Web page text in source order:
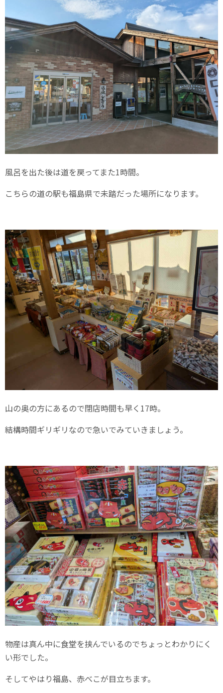
風呂を出た後は道を戻ってまた1時間。
こちらの道の駅も福島県で未踏だった場所になります。
山の奥の方にあるので閉店時間も早く17時。
結構時間ギリギリなので急いでみていきましょう。
物産は真ん中に食堂を挟んでいるのでちょっとわかりにく
い形でした。
そしてやはり福島、赤べこが目立ちます。